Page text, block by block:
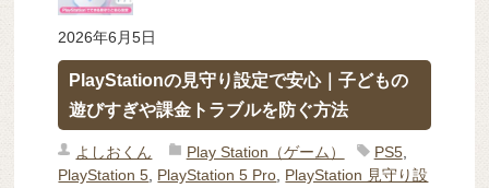
2026年6月5日
PlayStationの見守り設定で安心｜子どもの
遊びすぎや課金トラブルを防ぐ方法
よしおくん Play Station（ゲーム） PS5,
PlayStation 5, PlayStation 5 Pro, PlayStation 見守り設